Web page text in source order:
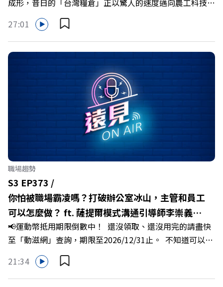
縣。在智慧農業、精品農產與「嘉義優鮮」品牌同步升級的
推動下，嘉義縣政府成功打破過往傳統農業縣的侷限，讓返
鄉子弟不僅能「回得來、留得下、活得好」，更為地方累積
迎向黃金十年的發展動能。 本集《遠見ON AIR》邀請嘉義
縣長翁章梁、立法委員蔡易餘、財信傳媒集團董事長謝金
河、紙風車劇團創辦人李永豐、以及嘉義縣人力發展所所長
許喻理。帶你深入剖析《嘉義被看見了》書中收錄的八年轉
型故事，讀懂這段洗天換地的歷程，並共同看見下一個黃金
十年的發展藍圖！ 🔺翁章梁縣長如何攜手團隊，在大牌林
立的科技版圖中搶先卡位亞創中心？🔺品牌如何雙重升級，
化傳統作物為高價值的精品品牌？🔺如何將自身的失敗學，
轉化為凝聚團隊與縣民認同感的力量？🔺在迎向黃金十年的
新局下，嘉義如何打造子弟能安心安居的未來？ 主持人／
遠見雜誌副社長兼遠見智庫總編輯 李建興 與談人／嘉義縣
縣長 翁章梁、立法委員 蔡易餘、財信傳媒集團董事長 謝金
河、紙風車劇團創辦人 李永豐、嘉義縣人力發展所所長 許
喻理+++++🎂歡慶遠見40歲生日！手速搶下破天荒的獨家
優惠>>>https://gvmkt.pse.is/9e5pbz✨關注《遠見》更多
的社群：LINE：https://reurl.cc/A4ELQpIG：
https://bit.ly/3AjBWNVYT：https://bit.ly/38jNi9k
27:01
職場趨勢
S3 EP373 /
你怕被職場霸凌嗎？打破辦公室冰山，主管和員工
可以怎麼做？ ft. 薩提爾模式溝通引導師李崇義、
謝佳芸
📢運動幣抵用期限倒數中！ 還沒領取、還沒用完的請盡快
至「動滋網」查詢，期限至2026/12/31止。 不知道可以在
哪裡使用嗎？ 上「動滋網」【合作店家】專區，全台五千
多家合作業者任你選，馬上來找適用地點！ ➡️
https://fstry.pse.is/9epct2 —— 以上為 FMTaiwan 與
21:34